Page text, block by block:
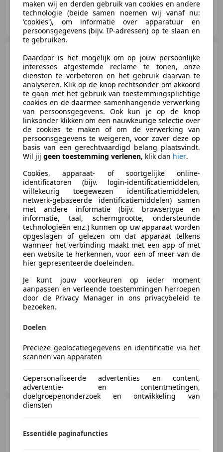
Auto Service Nijkerk
NL-3861 SE NIJKERK
Fiat Panda
1.2 Airco 5Drs
Elek.Ramen LMV NAP Zuinig
€ 1.145
03/2004 155.084 km Benzine 44 kW (60 PK)
Auto Service Nijkerk
NL-3861 SE NIJKERK
Mitsubishi Colt1.5 d'Azur
| Airco | 5-Deurs | Trekhaak |
Schuifda
€ 1.450
05/2006
NL-3861 SE NIJKERK
maken wij en derden gebruik van cookies en andere
technologie (beide samen noemen wij vanaf nu:
'cookies'), om informatie over apparatuur en
persoonsgegevens (bijv. IP-adressen) op te slaan en
te gebruiken.
Daardoor is het mogelijk om op jouw persoonlijke
interesses afgestemde reclame te tonen, onze
diensten te verbeteren en het gebruik daarvan te
analyseren. Klik op de knop rechtsonder om akkoord
te gaan met het gebruik van toestemmingsplichtige
cookies en de daarmee samenhangende verwerking
van persoonsgegevens. Ook kun je op de knop
linksonder klikken om een nauwkeurige selectie over
de cookies te maken of om de verwerking van
persoonsgegevens te weigeren, voor zover deze op
basis van een gerechtvaardigd belang plaatsvindt.
Wil jij geen toestemming verlenen, klik dan hier.
Cookies, apparaat- of soortgelijke online-
identificatoren (bijv. login-identificatiemiddelen,
willekeurig toegewezen identificatiemiddelen,
netwerk-gebaseerde identificatiemiddelen) samen
met andere informatie (bijv. browsertype en
informatie, taal, schermgrootte, ondersteunde
technologieën enz.) kunnen op uw apparaat worden
opgeslagen of gelezen om dat apparaat telkens
wanneer het verbinding maakt met een app of met
een website te herkennen, voor een of meer van de
hier gepresenteerde doeleinden.
Je kunt jouw voorkeuren op ieder moment
aanpassen en verleende toestemmingen herroepen
door de Privacy Manager in ons privacybeleid te
bezoeken.
Doelen
Precieze geolocatiegegevens en identificatie via het
scannen van apparaten
Gepersonaliseerde advertenties en content,
advertentie- en contentmetingen,
doelgroepenonderzoek en ontwikkeling van
diensten
Essentiële paginafuncties